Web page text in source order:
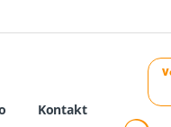
Kontakt